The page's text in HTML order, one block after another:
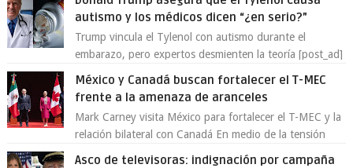
autismo y los médicos dicen “¿en serio?”
Trump vincula el Tylenol con autismo durante el
embarazo, pero expertos desmienten la teoría [post_ad]
México y Canadá buscan fortalecer el T-MEC
frente a la amenaza de aranceles
Mark Carney visita México para fortalecer el T-MEC y la
relación bilateral con Canadá En medio de la tensión
Asco de televisoras: indignación por campaña